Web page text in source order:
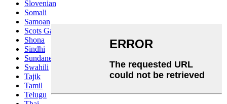
Slovenian
Somali
Samoan
Scots Gaelic
Shona
Sindhi
Sundanese
Swahili
Tajik
Tamil
Telugu